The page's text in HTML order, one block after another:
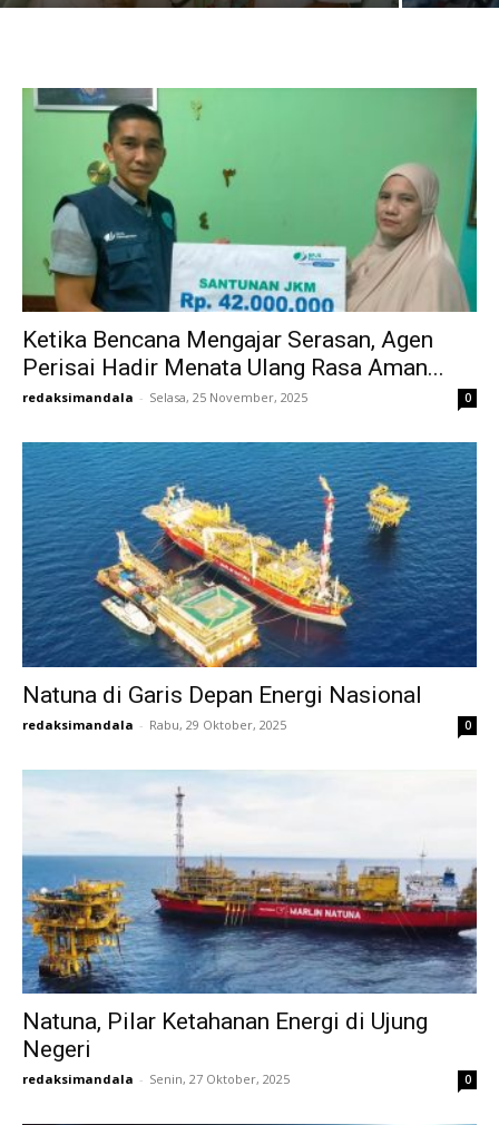
Ketika Bencana Mengajar Serasan, Agen
Perisai Hadir Menata Ulang Rasa Aman...
redaksimandala - Selasa, 25 November, 2025 0
Natuna di Garis Depan Energi Nasional
redaksimandala - Rabu, 29 Oktober, 2025 0
Natuna, Pilar Ketahanan Energi di Ujung
Negeri
redaksimandala - Senin, 27 Oktober, 2025 0